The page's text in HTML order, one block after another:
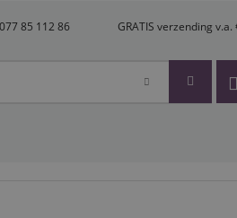
85 112 86 GRATIS verzending v.a.